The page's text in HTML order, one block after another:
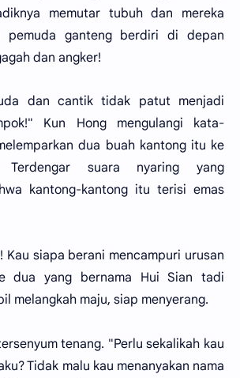
memutar tubuh dan mereka
pemuda ganteng berdiri di depan
dan angker!
dan cantik tidak patut menjadi
Kun Hong mengulangi kata-
dua buah kantong itu ke
Terdengar suara nyaring yang
kantong-kantong itu terisi emas
Kau siapa berani mencampuri urusan
dua yang bernama Hui Sian tadi
melangkah maju, siap menyerang.
tenang. "Perlu sekalikah kau
Tidak malu kau menanyakan nama